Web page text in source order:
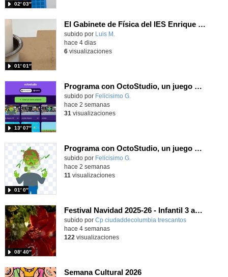
02′ 03″
El Gabinete de Física del IES Enrique Tierno Galván de Parla (Curso 25-26)
Contenido educativo.
subido por Luis M.
01′ 01″
hace 4 dias
6visualizaciones
Programa con OctoStudio, un juego de disparos contra Zombies con un cargador basado en el House of the dead
Contenido educativo.
subido por Felicisimo G.
13′ 07″
hace 2 semanas
31 visualizaciones
Programa con OctoStudio, un juego homenajeando al House of the dead con Zombies
Contenido educativo.
subido por Felicisimo G.
01′ 0″
hace 2 semanas
11 visualizaciones
Festival Navidad 2025-26 - Infantil 3 años
subido por Cp ciudaddecolumbia trescantos
08′ 40″
-
hace 4 semanas
122 visualizaciones
Semana Cultural 2026